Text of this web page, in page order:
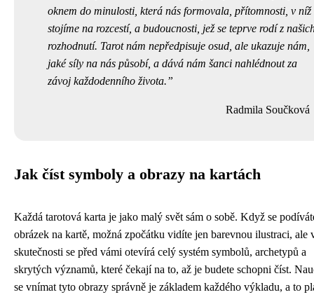
oknem do minulosti, která nás formovala, přítomnosti, v níž
stojíme na rozcestí, a budoucnosti, jež se teprve rodí z
rozhodnutí. Tarot nám nepředpisuje osud, ale ukazuje nám,
jaké síly na nás působí, a dává nám šanci nahlédnout za
závoj každodenního života.
Radmila Součková
Jak číst symboly a obrazy na kartách
Každá tarotová karta je jako malý svět sám o sobě. Když se
obrázek na kartě, možná zpočátku vidíte jen barevnou ilustraci, ale
skutečnosti se před vámi otevírá celý systém symbolů, archetypů a
skrytých významů, které čekají na to, až je budete schopni číst.
se vnímat tyto obrazy správně je základem každého výkladu, a to